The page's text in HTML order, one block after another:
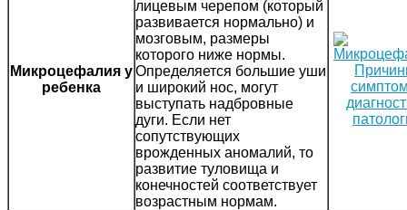
Микроцефалия у
ребенка
лицевым черепом (который
развивается нормально) и
мозговым, размеры
которого ниже нормы.
Определяется большие уши
и широкий нос, могут
выступать надбровные
дуги. Если нет
сопутствующих
врожденных аномалий, то
развитие туловища и
конечностей соответствует
возрастным нормам.